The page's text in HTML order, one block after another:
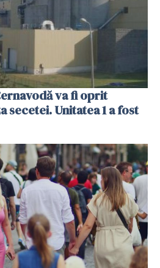
va fi oprit
secetei. Unitatea 1 a fost